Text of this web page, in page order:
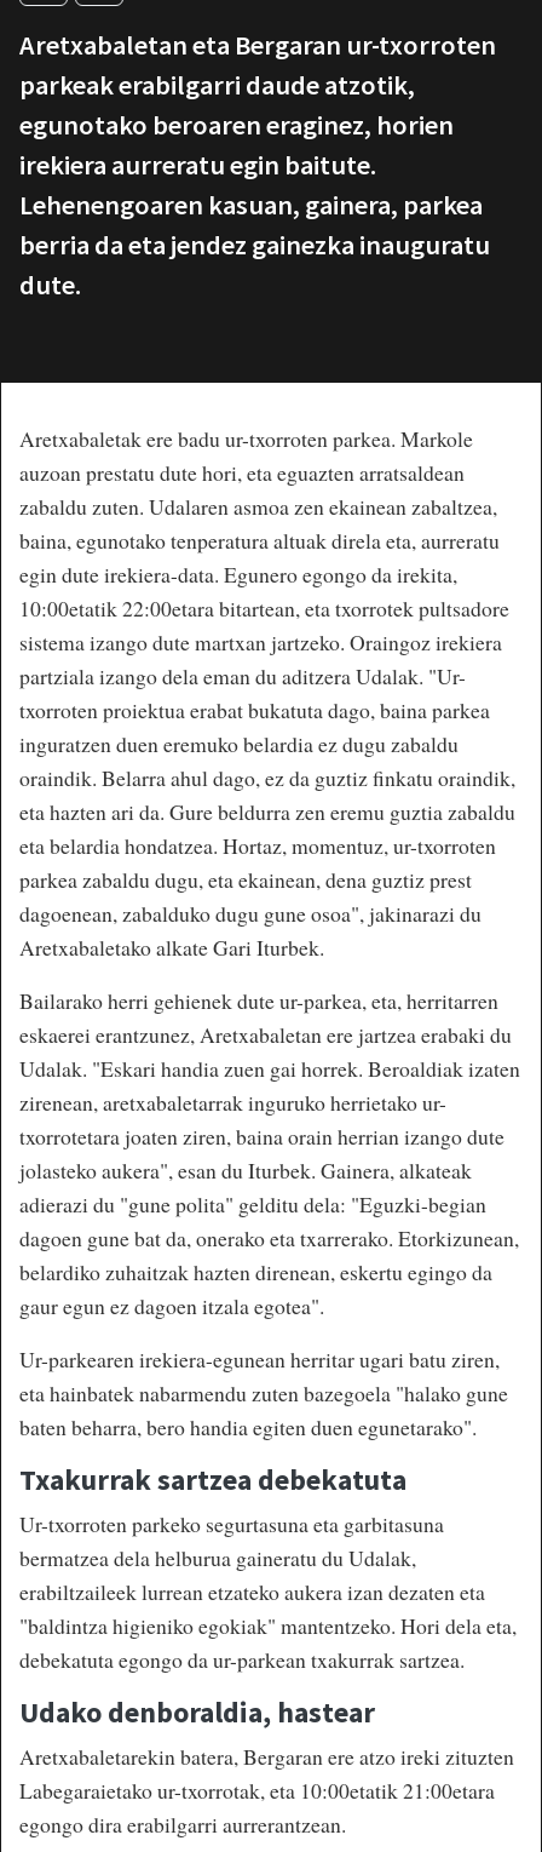
Aretxabaletan eta Bergaran ur-txorroten
parkeak erabilgarri daude atzotik,
egunotako beroaren eraginez, horien
irekiera aurreratu egin baitute.
Lehenengoaren kasuan, gainera, parkea
berria da eta jendez gainezka inauguratu
dute.
Aretxabaletak ere badu ur-txorroten parkea. Markole
auzoan prestatu dute hori, eta eguazten arratsaldean
zabaldu zuten. Udalaren asmoa zen ekainean zabaltzea,
baina, egunotako tenperatura altuak direla eta, aurreratu
egin dute irekiera-data. Egunero egongo da irekita,
10:00etatik 22:00etara bitartean, eta txorrotek pultsadore
sistema izango dute martxan jartzeko. Oraingoz irekiera
partziala izango dela eman du aditzera Udalak. "Ur-
txorroten proiektua erabat bukatuta dago, baina parkea
inguratzen duen eremuko belardia ez dugu zabaldu
oraindik. Belarra ahul dago, ez da guztiz finkatu oraindik,
eta hazten ari da. Gure beldurra zen eremu guztia zabaldu
eta belardia hondatzea. Hortaz, momentuz, ur-txorroten
parkea zabaldu dugu, eta ekainean, dena guztiz prest
dagoenean, zabalduko dugu gune osoa", jakinarazi du
Aretxabaletako alkate Gari Iturbek.
Bailarako herri gehienek dute ur-parkea, eta, herritarren
eskaerei erantzunez, Aretxabaletan ere jartzea erabaki du
Udalak. "Eskari handia zuen gai horrek. Beroaldiak izaten
zirenean, aretxabaletarrak inguruko herrietako ur-
txorrotetara joaten ziren, baina orain herrian izango dute
jolasteko aukera", esan du Iturbek. Gainera, alkateak
adierazi du "gune polita" gelditu dela: "Eguzki-begian
dagoen gune bat da, onerako eta txarrerako. Etorkizunean,
belardiko zuhaitzak hazten direnean, eskertu egingo da
gaur egun ez dagoen itzala egotea".
Ur-parkearen irekiera-egunean herritar ugari batu ziren,
eta hainbatek nabarmendu zuten bazegoela "halako gune
baten beharra, bero handia egiten duen egunetarako".
Txakurrak sartzea debekatuta
Ur-txorroten parkeko segurtasuna eta garbitasuna
bermatzea dela helburua gaineratu du Udalak,
erabiltzaileek lurrean etzateko aukera izan dezaten eta
"baldintza higieniko egokiak" mantentzeko. Hori dela eta,
debekatuta egongo da ur-parkean txakurrak sartzea.
Udako denboraldia, hastear
Aretxabaletarekin batera, Bergaran ere atzo ireki zituzten
Labegaraietako ur-txorrotak, eta 10:00etatik 21:00etara
egongo dira erabilgarri aurrerantzean.